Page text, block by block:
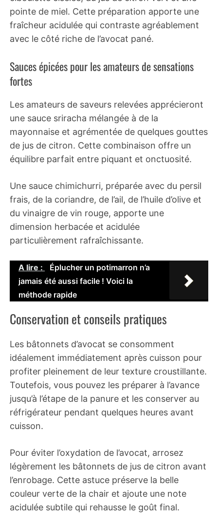
pointe de miel. Cette préparation apporte une
fraîcheur acidulée qui contraste agréablement
avec le côté riche de l’avocat pané.
Sauces épicées pour les amateurs de sensations
fortes
Les amateurs de saveurs relevées apprécieront
une sauce sriracha mélangée à de la
mayonnaise et agrémentée de quelques gouttes
de jus de citron. Cette combinaison offre un
équilibre parfait entre piquant et onctuosité.
Une sauce chimichurri, préparée avec du persil
frais, de la coriandre, de l’ail, de l’huile d’olive et
du vinaigre de vin rouge, apporte une
dimension herbacée et acidulée
particulièrement rafraîchissante.
A lire :
Éplucher un potimarron n’a
jamais été aussi facile ! Voici la
méthode rapide
Conservation et conseils pratiques
Les bâtonnets d’avocat se consomment
idéalement immédiatement après cuisson pour
profiter pleinement de leur texture croustillante.
Toutefois, vous pouvez les préparer à l’avance
jusqu’à l’étape de la panure et les conserver au
réfrigérateur pendant quelques heures avant
cuisson.
Pour éviter l’oxydation de l’avocat, arrosez
légèrement les bâtonnets de jus de citron avant
l’enrobage. Cette astuce préserve la belle
couleur verte de la chair et ajoute une note
acidulée subtile qui rehausse le goût final.